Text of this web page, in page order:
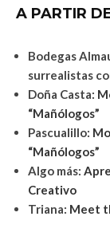
A PARTIR
Bodegas
surrealistas
Doña Casta:
“Mañólogos”
Pascualillo:
“Mañólogos”
Algo más:
Creativo
Triana: Meet